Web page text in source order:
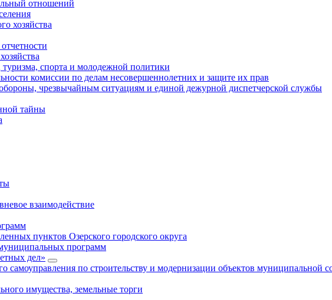
отношений
хозяйства
туризма, спорта и молодежной политики
комиссии по делам несовершеннолетних и защите их прав
чрезвычайным ситуациям и единой дежурной диспетчерской службы
тайны
взаимодействие
пунктов Озерского городского округа
программ
дел»
самоуправления по строительству и модернизации объектов муниципальной
имущества, земельные торги